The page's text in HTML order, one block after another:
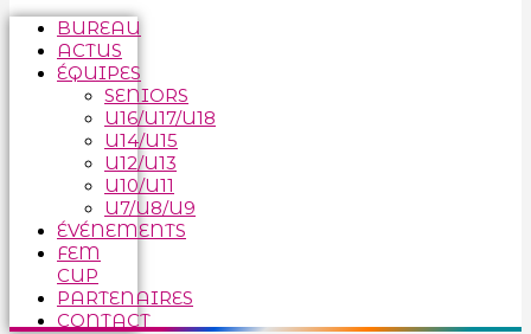
BUREAU
ACTUS
ÉQUIPES
SENIORS
U16/U17/U18
U14/U15
U12/U13
U10/U11
U7/U8/U9
ÉVÉNEMENTS
FEM
CUP
PARTENAIRES
CONTACT